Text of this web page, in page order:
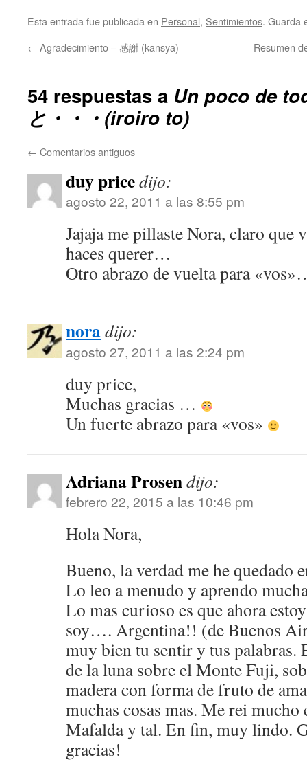
Esta entrada fue publicada en Personal, Sentimientos. Guarda
← Agradecimiento – 感謝 (kansya) Resumen
54 respuestas a Un poco de
と・・・(iroiro to)
← Comentarios antiguos
duy pricedijo:
agosto 22, 2011 a las 8:55 pm
Jajaja me pillaste Nora, claro que
haces querer…
Otro abrazo de vuelta para
noradijo:
agosto 27, 2011 a las 2:24 pm
duy price,
Muchas gracias …
Un fuerte abrazo para «vos»
Adriana Prosendijo:
febrero 22, 2015 a las 10:46 pm
Hola Nora,
Bueno, la verdad me he quedado
Lo leo a menudo y aprendo
Lo mas curioso es que ahora
soy…. Argentina!! (de Buenos
muy bien tu sentir y tus palabras.
de la luna sobre el Monte Fuji,
madera con forma de fruto de
muchas cosas mas. Me rei mucho
Mafalda y tal. En fin, muy lindo.
gracias!